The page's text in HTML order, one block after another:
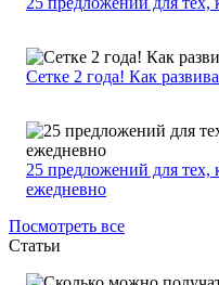
Сетке 2 года! Как
25 предложений для тех,
ежедневно
Посмотреть все
Статьи